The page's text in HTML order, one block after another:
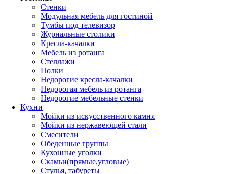
Стенки
Модульная мебель для гостиной
Тумбы под телевизор
Журнальные столики
Кресла-качалки
Мебель из ротанга
Стеллажи
Полки
Недорогие кресла-качалки
Недорогая мебель из ротанга
Недорогие мебельные стенки
Кухни
Мойки из искусственного камня
Мойки из нержавеющей стали
Смесители
Обеденные группы
Кухонные уголки
Скамьи(прямые,угловые)
Стулья, табуреты